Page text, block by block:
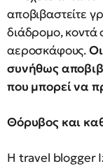
αποβιβαστείτε
διάδρομο, κοντά
αεροσκάφους.
συνήθως
που μπορεί να
Θόρυβος και
Η travel blogger